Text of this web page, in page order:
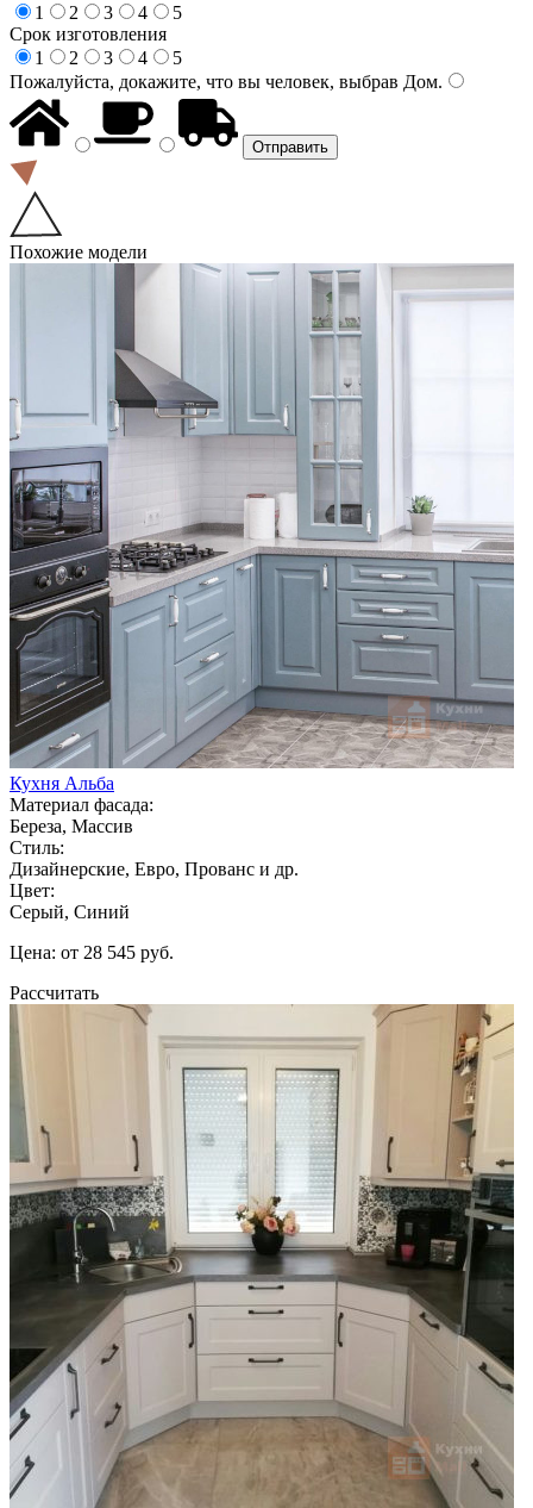
1
2 3 4
5
Срок изготовления
1
2 3 4
5
Пожалуйста, докажите, что вы человек, выбрав Дом.
Похожие модели
Кухня Альба
Материал фасада:
Береза, Массив
Стиль:
Дизайнерские, Евро, Прованс и др.
Цвет:
Серый, Синий
Цена: от 28 545 руб.
Рассчитать